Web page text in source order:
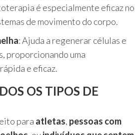
é especialmente eficaz no
de movimento do corpo.
: Ajuda a regenerar células e
proporcionando uma
e eficaz.
OS TIPOS DE
para atletas, pessoas com